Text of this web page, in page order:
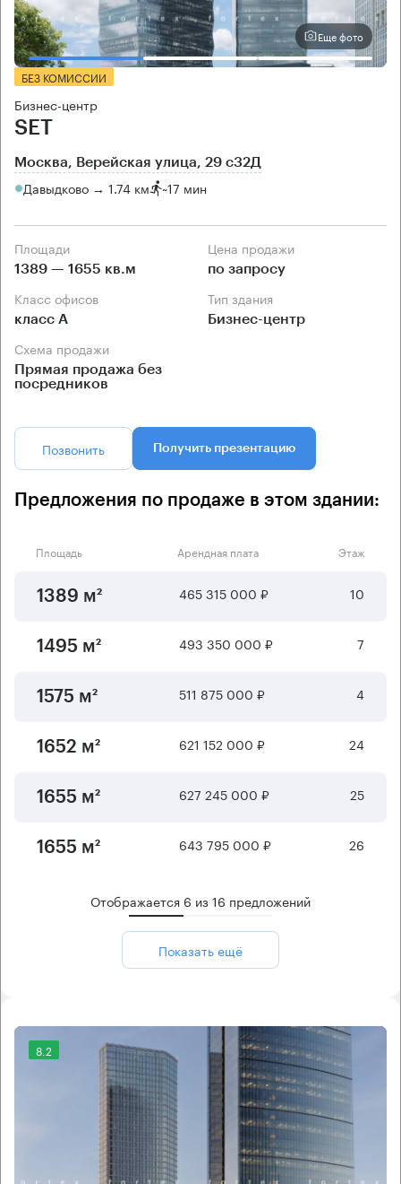
Еще фото
БЕЗ КОМИССИИ
Бизнес-центр
SET
Москва, Верейская улица, 29 с32Д
Давыдково → 1.74 км ~17 мин
Площади
1389 — 1655 кв.м
Цена продажи
по запросу
Класс офисов
класс А
Тип здания
Бизнес-центр
Схема продажи
Прямая продажа без
посредников
Позвонить Получить презентацию
Предложения по продаже в этом здании:
Площадь Арендная плата Этаж
1389 м² 465 315 000 ₽ 10
1495 м² 493 350 000 ₽ 7
1575 м² 511 875 000 ₽ 4
1652 м² 621 152 000 ₽ 24
1655 м² 627 245 000 ₽ 25
1655 м² 643 795 000 ₽ 26
Отображается 6 из16 предложений
Показать ещё
8.2